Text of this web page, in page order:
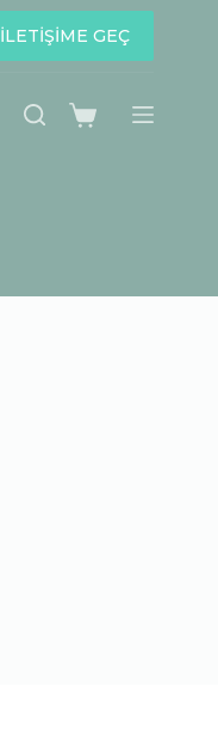
İLETİŞİME GEÇ
Shopping